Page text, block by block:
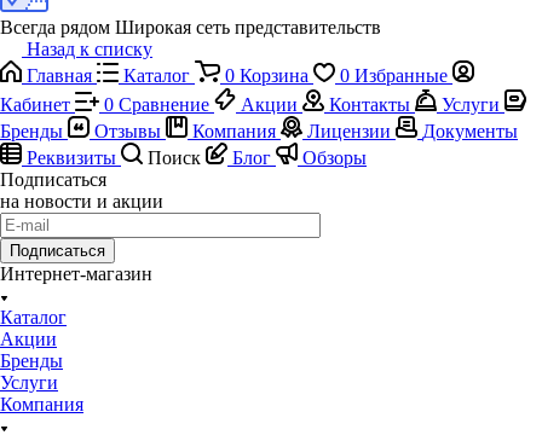
Всегда рядом Широкая сеть представительств
Назад к списку
Главная
Каталог 0 Корзина 0 Избранные
Кабинет
0 Сравнение Акции Контакты
Услуги
Бренды
Отзывы Компания Лицензии
Документы
Реквизиты
Поиск Блог
Обзоры
Подписаться
на новости и акции
Подписаться
Интернет-магазин
Каталог
Акции
Бренды
Услуги
Компания